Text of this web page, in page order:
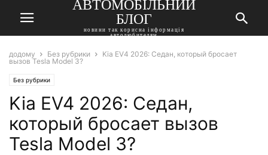
АВТОМОБІЛЬНИЙ
БЛОГ
новини так корисна інформація
автолюбителям
додому Без рубрики
Kia EV4 2026: Седан, который бросает
вызов Tesla Model 3?
Без рубрики
Kia EV4 2026: Седан,
который бросает вызов
Tesla Model 3?